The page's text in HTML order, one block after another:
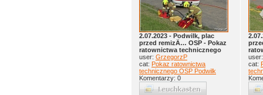
2.07.2023 - Podwilk, plac
przed remizÄ… OSP - Pokaz
ratownictwa technicznego
user: GrzegorzP
cat: Pokaz ratownictwa
technicznego OSP Podwilk
Komentarzy: 0
cat: